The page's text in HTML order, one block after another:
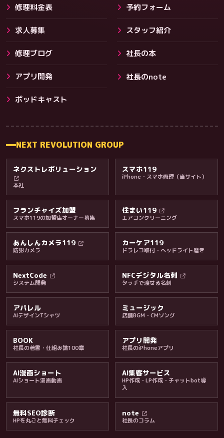
その他サービス
料金・保証・ご案内
修理料金表 予約フォーム
求人募集 スタッフ紹介
修理ブログ 社長の本
アプリ開発 社長のnote
ポッドキャスト
NEXT REVOLUTION GROUP
ネクストレボリューション
本社
スマホ119
iPhone・スマホ修理（当サイト）
フランチャイズ加盟
スマホ119の加盟店オーナー募集
住まい119
エアコンクリーニング
あんしんカメラ119
防犯カメラ
カーケア119
ドラレコ取付・ヘッドライト磨き
NextCode
システム開発
NFCデジタル名刺
タッチで渡せる名刺
アパレル
AIデザインTシャツ
ミュージック
店舗BGM・CMソング
BOOK
社長の著書・仕組み論100章
アプリ開発
社長のiPhoneアプリ
AI漫画ショート
AIショート漫画動画
AI集客サービス
HP作成・LP作成・チャットbot導
入
無料SEO診断
HPを丸ごと無料チェック
note
社長のコラム